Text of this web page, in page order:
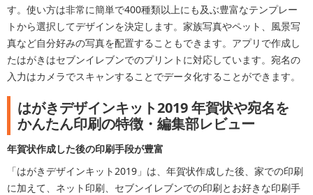
す。使い方は非常に簡単で400種類以上にも及ぶ豊富なテンプレー
トから選択してデザインを決定します。家族写真やペット、風景写
真など自分好みの写真を配置することもできます。アプリで作成し
たはがきはセブンイレブンでのプリントに対応しています。宛名の
入力はカメラでスキャンすることでデータ化することができます。
はがきデザインキット2019 年賀状や宛名を
かんたん印刷の特徴・編集部レビュー
年賀状作成した後の印刷手段が豊富
「はがきデザインキット2019」は、年賀状作成した後、家での印刷
に加えて、ネット印刷、セブンイレブンでの印刷とお好きな印刷手